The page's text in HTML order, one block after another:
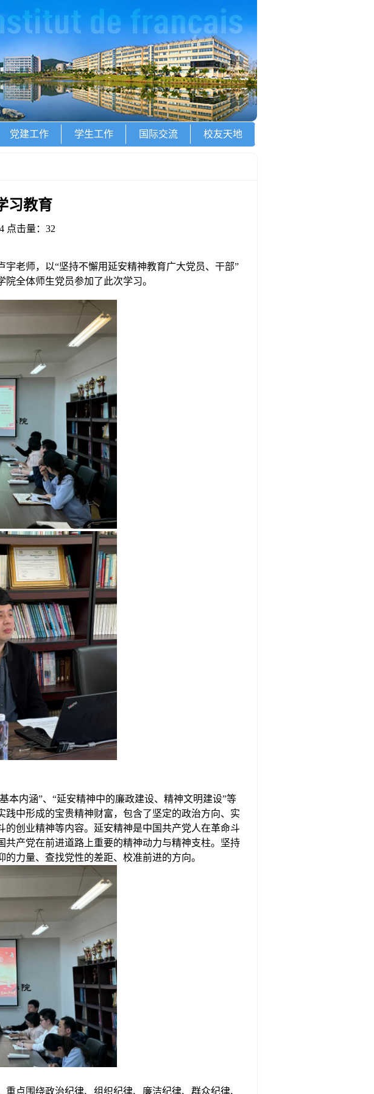
党建工作 学生工作 国际交流 校友天地
习教育
点击量： 32
宇老师， 以“坚持不懈用延安精神教育广大党员、干部”
院全体师生党员参加了 此次学习。
本内涵”、“延安精神中的廉政建设、精神文明建设”等
践中形成的宝贵精神财富，包含了坚定的政治方向、实
创业精神等内容。延安精神是中国共产党人在革命斗
产党在前进道路上重要的精神动力与精神支柱。 坚持
力量、查找党性的差距、校准前进的方向。
重点围绕政治纪律、组织纪律、廉洁纪律、群众纪律、